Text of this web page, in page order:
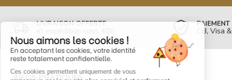
LIVRAISON OFFERTE
CB, Visa
INFOS PRATIQUES
Nous aimons les cookies !
En acceptant les cookies, votre identité
reste totalement confidentielle.
Ces cookies permettent uniquement de vous